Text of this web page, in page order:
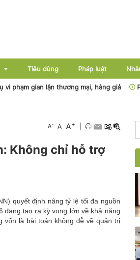
Tiêu dùng Pháp luật
gian lận thương mại, hàng giả Phân
A- A A+
Không chỉ hỗ trợ
quyết định nâng tỷ lệ tối đa nguồn
đang tạo ra kỳ vọng lớn về khả năng
vốn là bài toán không dễ về quản trị